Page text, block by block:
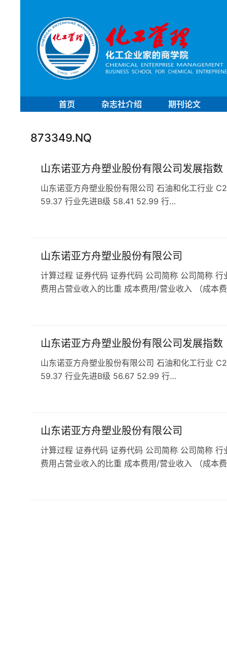
首页 杂志社介绍 期刊论文
873349.NQ
山东诺亚方舟塑业股份有限公司发展指数
山东诺亚方舟塑业股份有限公司 石油和化工行业
59.37 行业先进B级 58.41 52.99 行…
山东诺亚方舟塑业股份有限公司
计算过程 证券代码 证券代码 公司简称 公司简称
费用占营业收入的比重 成本费用/营业收入 （成本
山东诺亚方舟塑业股份有限公司发展指数
山东诺亚方舟塑业股份有限公司 石油和化工行业
59.37 行业先进B级 56.67 52.99 行…
山东诺亚方舟塑业股份有限公司
计算过程 证券代码 证券代码 公司简称 公司简称
费用占营业收入的比重 成本费用/营业收入 （成本